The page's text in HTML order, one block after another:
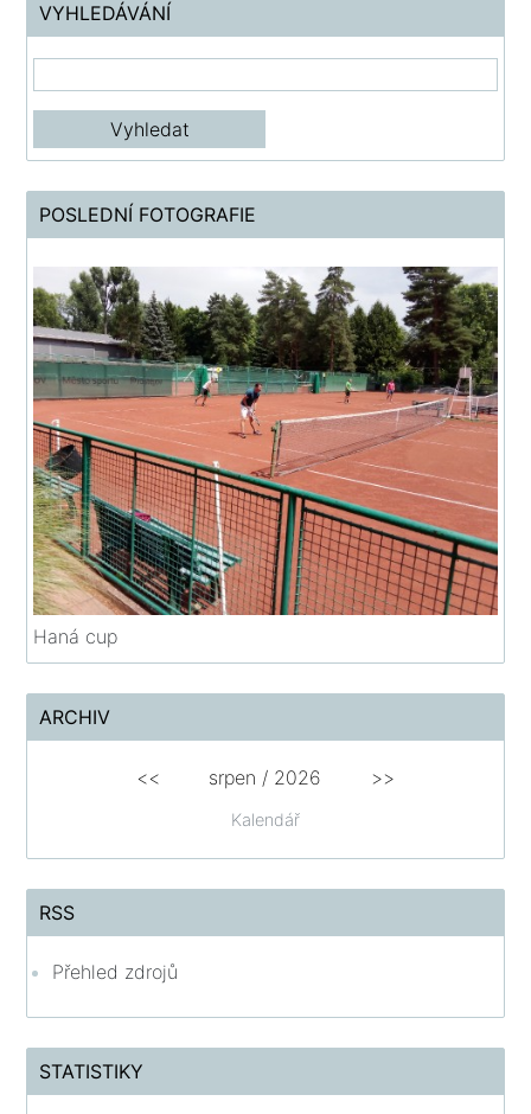
VYHLEDÁVÁNÍ
POSLEDNÍ FOTOGRAFIE
Haná cup
ARCHIV
Kalendář
<< srpen / 2026 >>
RSS
Přehled zdrojů
STATISTIKY